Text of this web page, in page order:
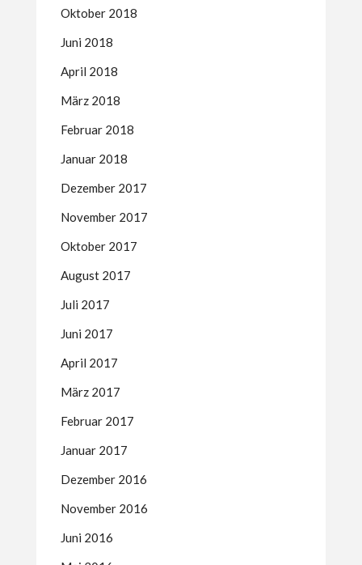
Oktober 2018
Juni 2018
April 2018
März 2018
Februar 2018
Januar 2018
Dezember 2017
November 2017
Oktober 2017
August 2017
Juli 2017
Juni 2017
April 2017
März 2017
Februar 2017
Januar 2017
Dezember 2016
November 2016
Juni 2016